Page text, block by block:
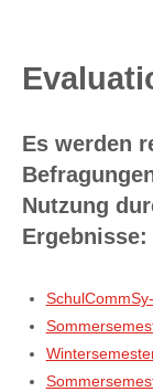
Es werden
Nutzung
Ergebnisse: